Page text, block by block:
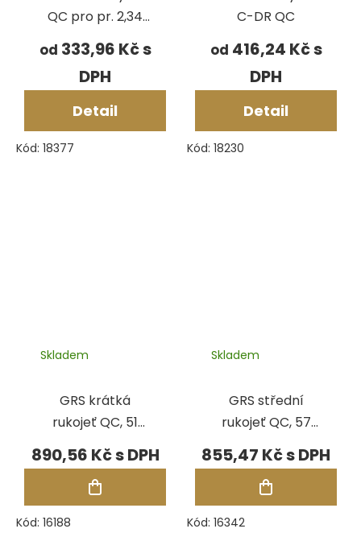
QC pro pr. 2,34
mm
od 333,96 Kč
Detail
Kód: 18377
C-DR QC
od 416,24 Kč
Detail
Kód: 18230
GRS krátká
rukojeť QC, 51
mm
Skladem
890,56 Kč
Kód: 16188
GRS střední
rukojeť QC, 57
mm
Skladem
855,47 Kč
Kód: 16342